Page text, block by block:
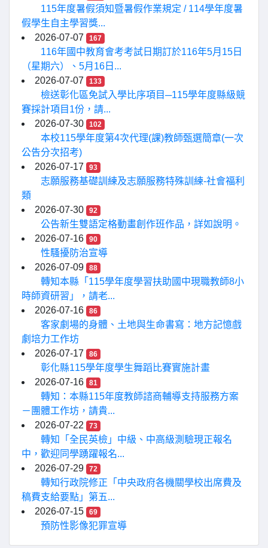
115年度暑假須知暨暑假作業規定 / 114學年度暑
假學生自主學習獎...
2026-07-07
167
116年國中教育會考考試日期訂於116年5月15日
（星期六）、5月16日...
2026-07-07
133
檢送彰化區免試入學比序項目─115學年度縣級競
賽採計項目1份，請...
2026-07-30
102
本校115學年度第4次代理(課)教師甄選簡章(一次
公告分次招考)
2026-07-17
93
志願服務基礎訓練及志願服務特殊訓練-社會福利
類
2026-07-30
92
公告新生雙語定格動畫創作班作品，詳如說明。
2026-07-16
90
性騷擾防治宣導
2026-07-09
88
轉知本縣「115學年度學習扶助國中現職教師8小
時師資研習」，請老...
2026-07-16
86
客家劇場的身體、土地與生命書寫：地方記憶戲
劇培力工作坊
2026-07-17
86
彰化縣115學年度學生舞蹈比賽實施計畫
2026-07-16
81
轉知：本縣115年度教師諮商輔導支持服務方案
－團體工作坊，請貴...
2026-07-22
73
轉知「全民英檢」中級、中高級測驗現正報名
中，歡迎同學踴躍報名...
2026-07-29
72
轉知行政院修正「中央政府各機關學校出席費及
稿費支給要點」第五...
2026-07-15
69
預防性影像犯罪宣導